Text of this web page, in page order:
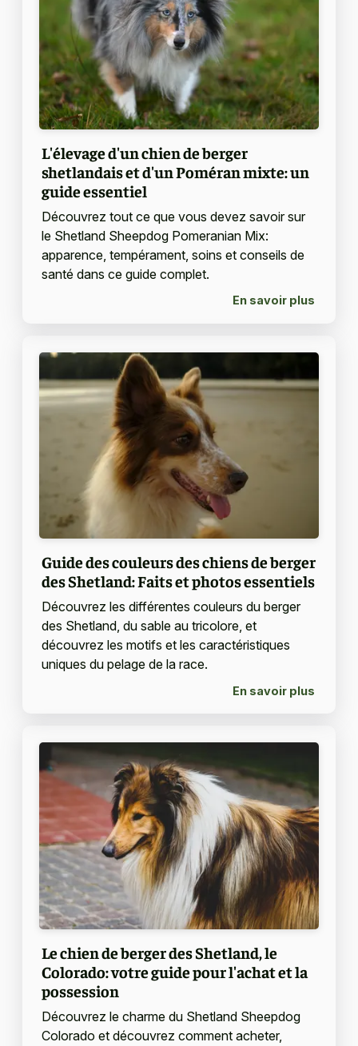
L'élevage d'un chien de berger
shetlandais et d'un Poméran mixte: un
guide essentiel
Découvrez tout ce que vous devez savoir sur
le Shetland Sheepdog Pomeranian Mix:
apparence, tempérament, soins et conseils de
santé dans ce guide complet.
En savoir plus
Guide des couleurs des chiens de berger
des Shetland: Faits et photos essentiels
Découvrez les différentes couleurs du berger
des Shetland, du sable au tricolore, et
découvrez les motifs et les caractéristiques
uniques du pelage de la race.
En savoir plus
Le chien de berger des Shetland, le
Colorado: votre guide pour l'achat et la
possession
Découvrez le charme du Shetland Sheepdog
Colorado et découvrez comment acheter,